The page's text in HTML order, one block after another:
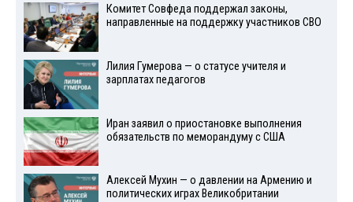
Комитет Совфеда поддержал законы,
направленные на поддержку участников СВО
Лилия Гумерова — о статусе учителя и
зарплатах педагогов
Иран заявил о приостановке выполнения
обязательств по меморандуму с США
Алексей Мухин — о давлении на Армению и
политических играх Великобритании